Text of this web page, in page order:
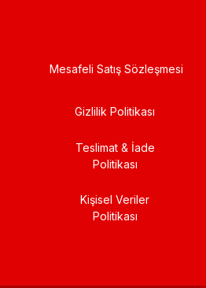
Mesafeli Satış Sözleşmesi
Gizlilik Politikası
Teslimat & İade
Politikası
Kişisel Veriler
Politikası